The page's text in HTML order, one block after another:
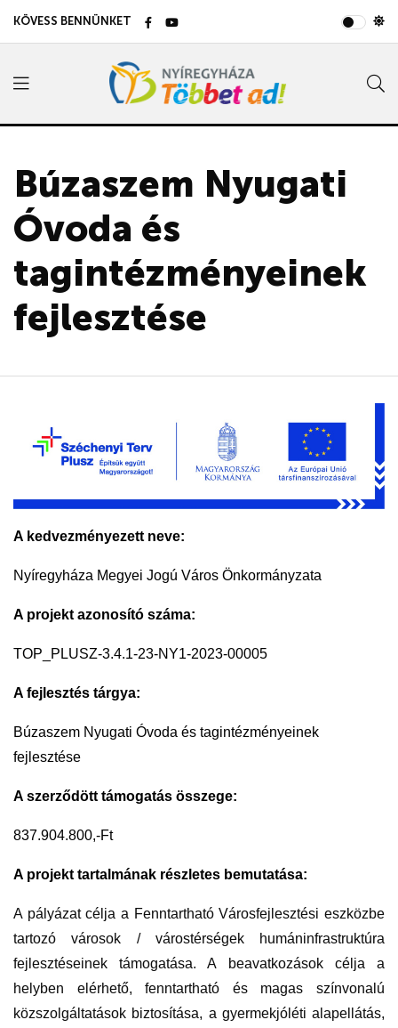
KÖVESS BENNÜNKET
Búzaszem Nyugati
Óvoda és
tagintézményeinek
fejlesztése
A kedvezményezett neve:
Nyíregyháza Megyei Jogú Város Önkormányzata
A projekt azonosító száma:
TOP_PLUSZ-3.4.1-23-NY1-2023-00005
A fejlesztés tárgya:
Búzaszem Nyugati Óvoda és tagintézményeinek
fejlesztése
A szerződött támogatás összege:
837.904.800,-Ft
A projekt tartalmának részletes bemutatása:
A pályázat célja a Fenntartható Városfejlesztési eszközbe
tartozó városok / várostérségek humáninfrastruktúra
fejlesztéseinek támogatása. A beavatkozások célja a
helyben elérhető, fenntartható és magas színvonalú
közszolgáltatások biztosítása, a gyermekjóléti alapellátás,